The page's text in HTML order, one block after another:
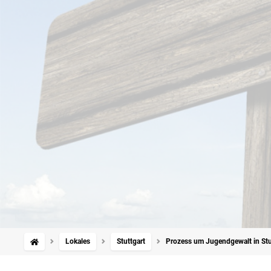
Lokales Stuttgart Prozess um Jugendgewalt in